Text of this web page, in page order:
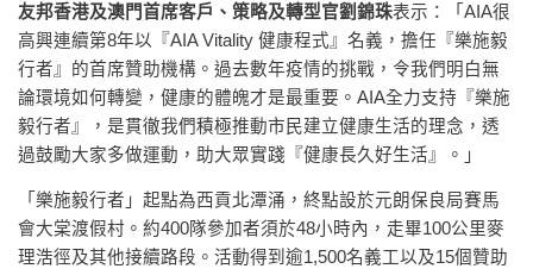
友邦香港及澳門首席客戶、策略及轉型官劉錦珠表示：「AIA很
高興連續第8年以『AIA Vitality 健康程式』名義，擔任『樂施毅
行者』的首席贊助機構。過去數年疫情的挑戰，令我們明白無
論環境如何轉變，健康的體魄才是最重要。AIA全力支持『樂施
毅行者』，是貫徹我們積極推動市民建立健康生活的理念，透
過鼓勵大家多做運動，助大眾實踐『健康長久好生活』。」
「樂施毅行者」起點為西貢北潭涌，終點設於元朗保良局賽馬
會大棠渡假村。約400隊參加者須於48小時內，走畢100公里麥
理浩徑及其他接續路段。活動得到逾1,500名義工以及15個贊助